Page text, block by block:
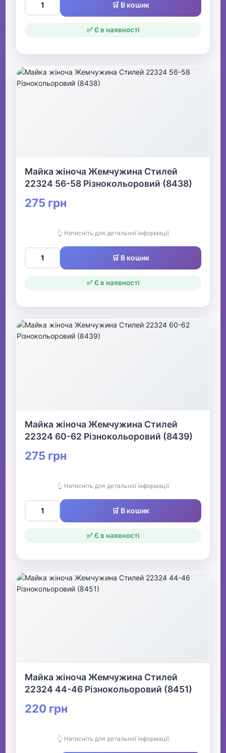
🛒 В кошик
✅ Є в наявності
Майка жіноча Жемчужина Стилей
22324 56-58 Різнокольоровий (8438)
275 грн
👆 Натисніть для детальної інформації
🛒 В кошик
✅ Є в наявності
Майка жіноча Жемчужина Стилей
22324 60-62 Різнокольоровий (8439)
275 грн
👆 Натисніть для детальної інформації
🛒 В кошик
✅ Є в наявності
Майка жіноча Жемчужина Стилей
22324 44-46 Різнокольоровий (8451)
220 грн
👆 Натисніть для детальної інформації